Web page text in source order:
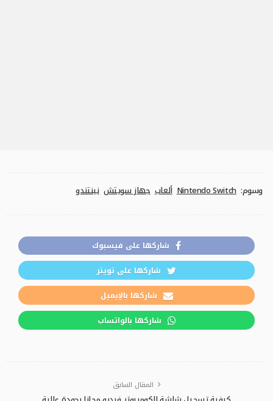
وسوم: Nintendo Switch ألعاب جهاز سويتش نينتندو
شاركها على فيسبوك
شاركها على تويتر
شاركها بالإيميل
شاركها بالواتساب
المقال السابق